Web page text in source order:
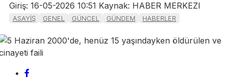
Giriş: 16-05-2026 10:51 Kaynak: HABER MERKEZI
ASAYİŞ GENEL GÜNCEL GÜNDEM HABERLER